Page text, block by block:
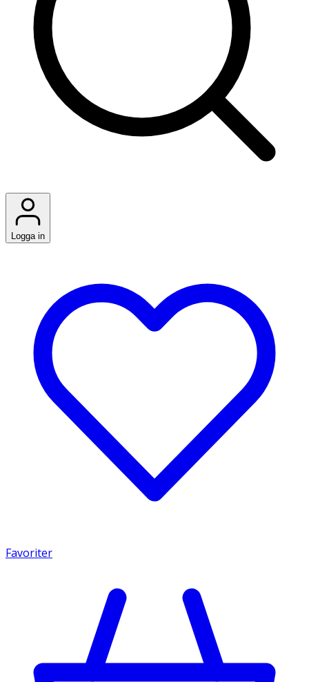
Logga in
Favoriter